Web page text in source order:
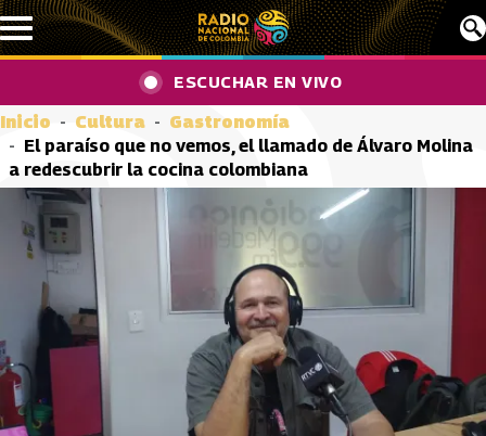
Pasar al contenido principal
ESCUCHAR EN VIVO
Inicio Cultura
Gastronomía
El paraíso que no vemos, el llamado de Álvaro Molina
a redescubrir la cocina colombiana